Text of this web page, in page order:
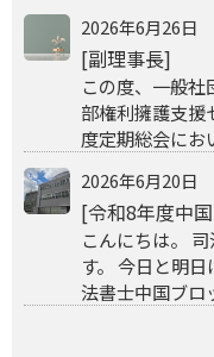
2026年6月26日
[副理事長]
この度、一般社
部権利擁護支援
度定期総会にお
2026年6月20日
[令和8年度中
こんにちは。
す。 今日と明
法書士中国ブロ